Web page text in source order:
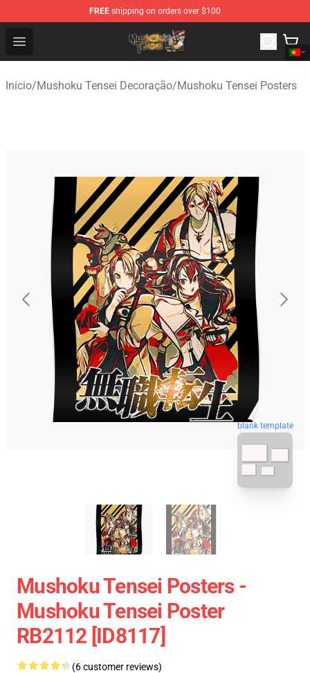
FREE shipping on orders over $100
Open menu
Mushoku Tensei Store - Official Mushoku Tensei
Início/Mushoku Tensei Decoração/Mushoku Tensei Posters
blank template
Mushoku Tensei Posters -
Mushoku Tensei Poster
RB2112 [ID8117]
(6 customer reviews)